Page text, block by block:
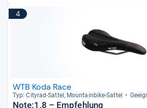
4
WTB Koda Race
Typ: City­rad-​Sat­tel, Moun­tain­bike-​Sat­tel
Note:1,8 – Empfehlung